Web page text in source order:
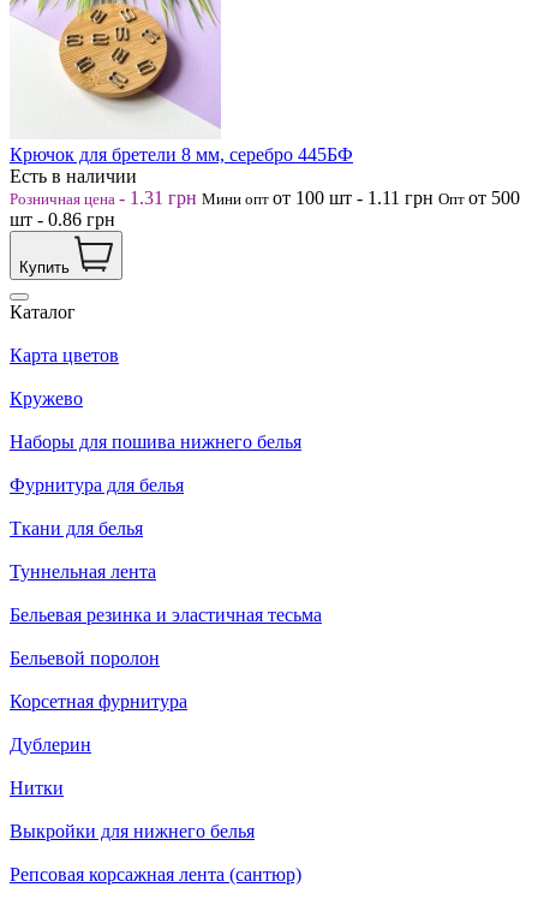
Крючок для бретели 8 мм, серебро 445БФ
Есть в наличии
Розничная цена - 1.31 грн Мини опт от 100 шт - 1.11 грн Опт от 500
шт - 0.86 грн
Купить
Каталог
Карта цветов
Кружево
Наборы для пошива нижнего белья
Фурнитура для белья
Ткани для белья
Туннельная лента
Бельевая резинка и эластичная тесьма
Бельевой поролон
Корсетная фурнитура
Дублерин
Нитки
Выкройки для нижнего белья
Репсовая корсажная лента (сантюр)